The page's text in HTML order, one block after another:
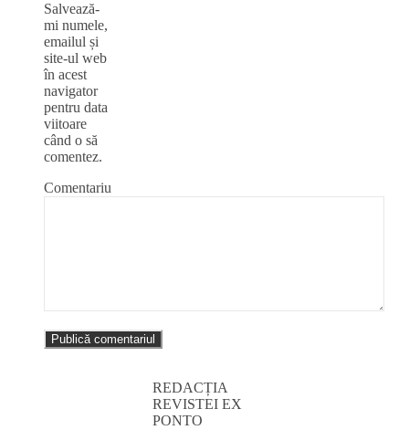
Salvează-
mi numele,
emailul și
site-ul web
în acest
navigator
pentru data
viitoare
când o să
comentez.
Comentariu
REDACȚIA
REVISTEI EX
PONTO